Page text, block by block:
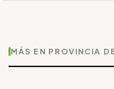
MÁS EN PROVINCIA